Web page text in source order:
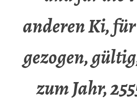
anderen Ki,
gezogen,
zum Jahr,